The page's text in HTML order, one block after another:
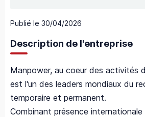
Publié le 30/04/2026
Description de l'entreprise
Manpower, au coeur des activités
est l'un des leaders mondiaux du
temporaire et permanent.
Combinant présence